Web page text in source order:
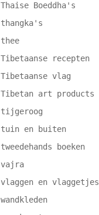
Thaise Boeddha's
thangka's
thee
Tibetaanse recepten
Tibetaanse vlag
Tibetan art products
tijgeroog
tuin en buiten
tweedehands boeken
vajra
vlaggen en vlaggetjes
wandkleden